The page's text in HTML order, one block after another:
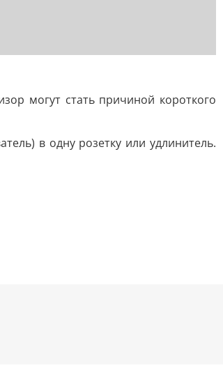
могут стать причиной короткого
в одну розетку или удлинитель.